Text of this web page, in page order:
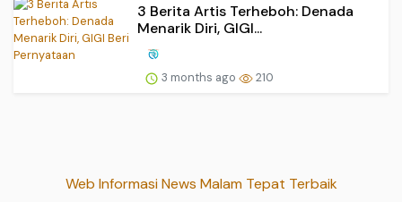
3 Berita Artis Terheboh: Denada
Menarik Diri, GIGI...
3 months ago 210
Web Informasi News Malam Tepat Terbaik